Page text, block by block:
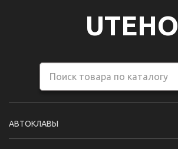
UTEHO
АВТОКЛАВЫ